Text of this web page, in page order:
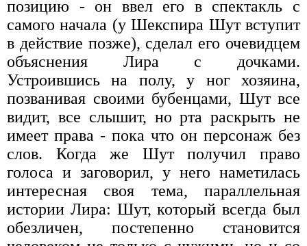
позицию - он ввел его в спектакль с
самого начала (у Шекспира Шут вступит
в действие позже), сделал его очевидцем
объяснения Лира с дочками.
Устроившись на полу, у ног хозяина,
позванивая своими бубенцами, Шут все
видит, все слышит, но рта раскрыть не
имеет права - пока что он персонаж без
слов. Когда же Шут получил право
голоса и заговорил, у него наметилась
интересная своя тема, параллельная
истории Лира: Шут, который всегда был
обезличен, постепенно становится